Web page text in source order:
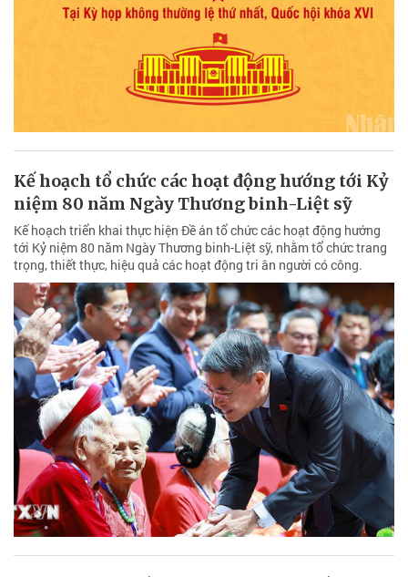
Kế hoạch tổ chức các hoạt động hướng tới Kỷ
niệm 80 năm Ngày Thương binh-Liệt sỹ
Kế hoạch triển khai thực hiện Đề án tổ chức các hoạt động hướng
tới Kỷ niệm 80 năm Ngày Thương binh-Liệt sỹ, nhằm tổ chức trang
trọng, thiết thực, hiệu quả các hoạt động tri ân người có công.